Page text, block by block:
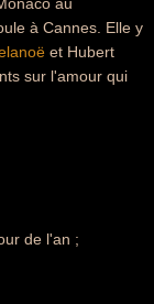
à Cannes. Elle y
et Hubert
sur l'amour qui
de l'an ;